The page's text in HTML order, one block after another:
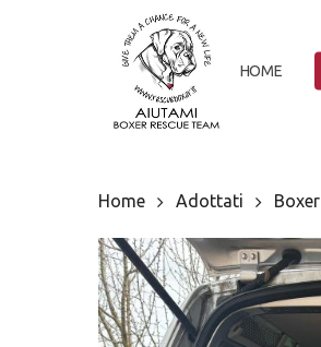
HOME
Home Adottati Boxer